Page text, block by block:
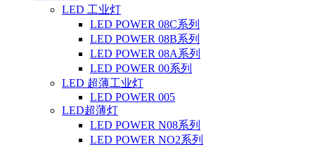
LED 工业灯
LED POWER 08C系列
LED POWER 08B系列
LED POWER 08A系列
LED POWER 00系列
LED 超薄工业灯
LED POWER 005
LED超薄灯
LED POWER N08系列
LED POWER NO2系列